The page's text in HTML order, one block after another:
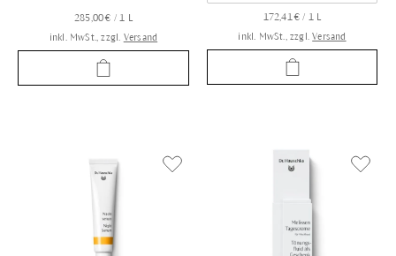
285,00 € / 1 L
inkl. MwSt., zzgl. Versand
172,41 € / 1 L
inkl. MwSt., zzgl.Versand